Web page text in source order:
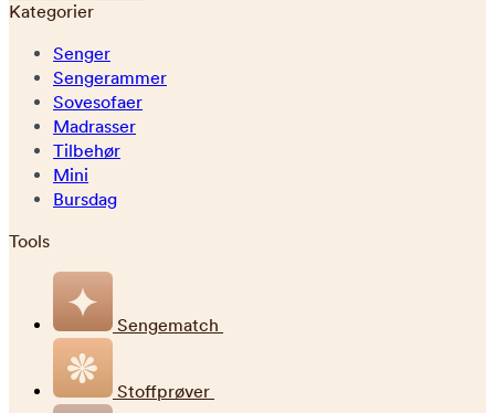
Kategorier
Senger
Sengerammer
Sovesofaer
Madrasser
Tilbehør
Mini
Bursdag
Tools
Sengematch
Stoffprøver